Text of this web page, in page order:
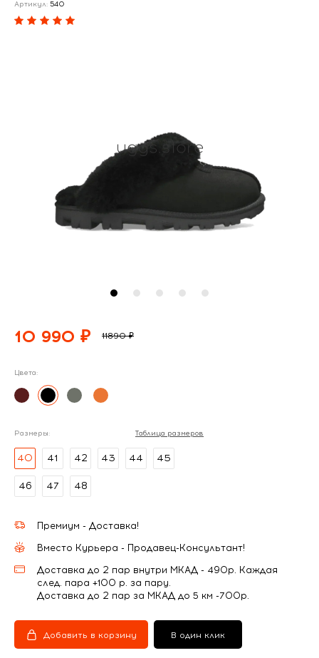
Артикул: 540
10 990 ₽ 11890 ₽
Цвета:
Размеры: Таблица размеров
40 41 42 43 44 45
46 47 48
Премиум - Доставка!
Вместо Курьера - Продавец-Консультант!
Доставка до 2 пар внутри МКАД - 490р. Каждая
след. пара +100 р. за пару.
Доставка до 2 пар за МКАД до 5 км -700р.
Добавить в корзину В один клик